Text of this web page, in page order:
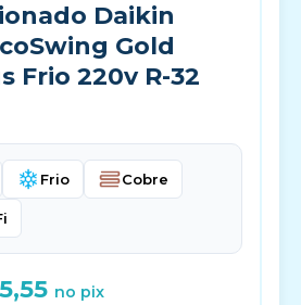
Daikin
Gold
Frio 220v R-32
Frio Cobre
no pix